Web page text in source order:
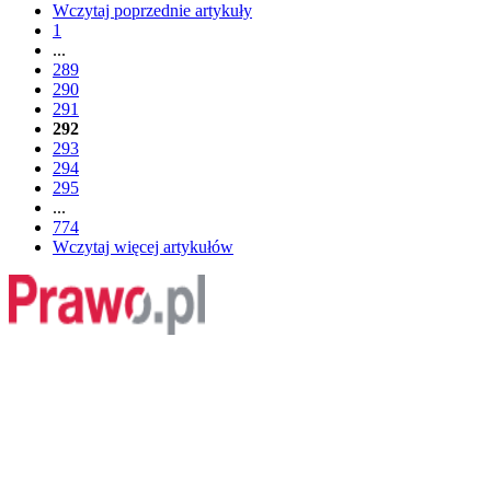
Wczytaj poprzednie artykuły
1
...
289
290
291
292
293
294
295
...
774
Wczytaj więcej artykułów